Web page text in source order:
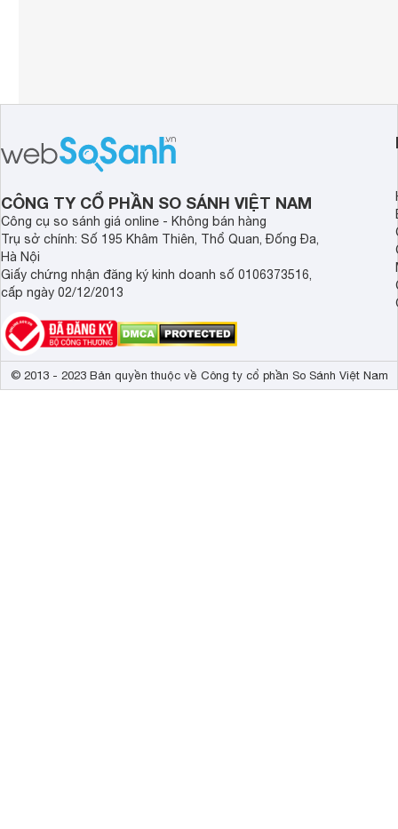
CÔNG TY CỔ PHẦN SO SÁNH VIỆT NAM
Công cụ so sánh giá online - Không bán hàng
Trụ sở chính: Số 195 Khâm Thiên, Thổ Quan, Đống Đa,
Hà Nội
Giấy chứng nhận đăng ký kinh doanh số 0106373516,
cấp ngày 02/12/2013
© 2013 - 2023 Bản quyền thuộc về Công ty cổ phần So Sánh Việt Nam